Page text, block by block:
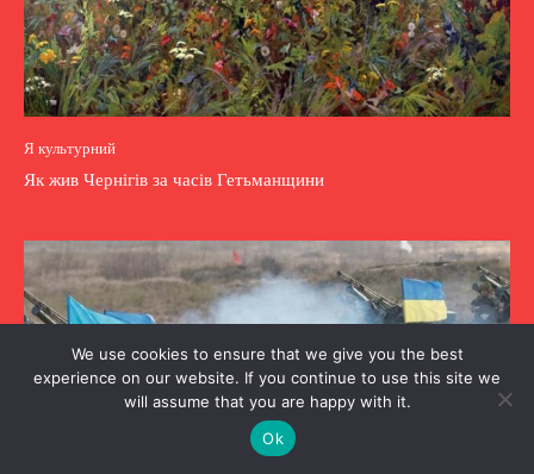
Я культурний
Як жив Чернігів за часів Гетьманщини
We use cookies to ensure that we give you the best
experience on our website. If you continue to use this site we
will assume that you are happy with it.
Ok